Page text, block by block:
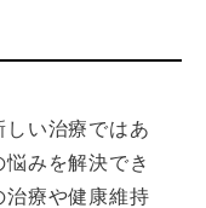
い治療ではあ
みを解決でき
治療や健康維持